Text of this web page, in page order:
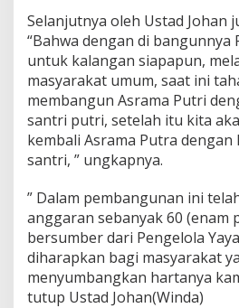
a
n
A
l
H
a
s
Selanjutnya oleh Ustad Johan
“Bahwa dengan di bangunnya
untuk kalangan siapapun,
masyarakat umum, saat ini
membangun Asrama Putri
santri putri, setelah itu kita
kembali Asrama Putra
santri, ” ungkapnya.
” Dalam pembangunan ini
anggaran sebanyak 60 (enam
bersumber dari Pengelola
diharapkan bagi masyarakat
menyumbangkan hartanya
tutup Ustad Johan(Winda)